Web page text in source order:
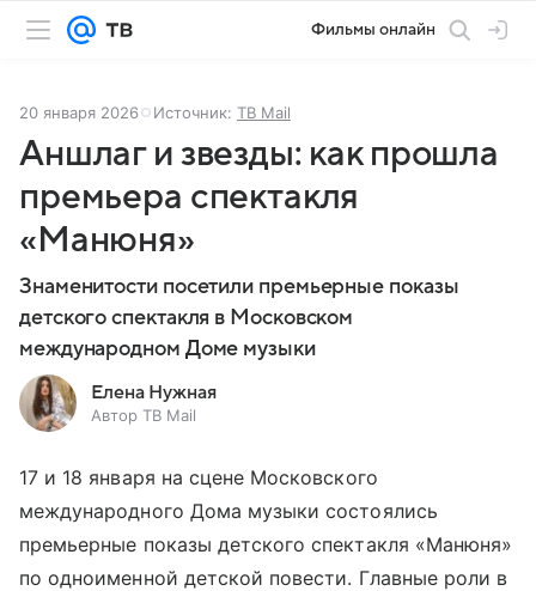
Фильмы онлайн
20 января 2026 Источник: ТВ Mail
Аншлаг и звезды: как прошла
премьера спектакля
«Манюня»
Знаменитости посетили премьерные показы
детского спектакля в Московском
международном Доме музыки
Елена Нужная
Автор ТВ Mail
17 и 18 января на сцене Московского
международного Дома музыки состоялись
премьерные показы детского спектакля «Манюня»
по одноименной детской повести. Главные роли в